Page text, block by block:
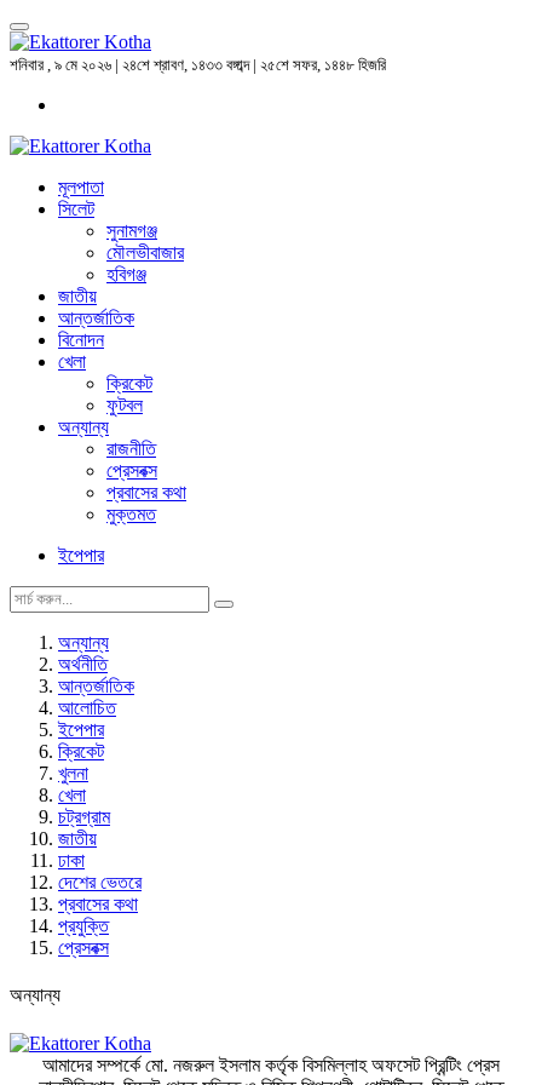
শনিবার , ৯ মে ২০২৬ | ২৪শে শ্রাবণ, ১৪৩৩ বঙ্গাব্দ | ২৫শে সফর, ১৪৪৮ হিজরি
মূলপাতা
সিলেট
সুনামগঞ্জ
মৌলভীবাজার
হবিগঞ্জ
জাতীয়
আন্তর্জাতিক
বিনোদন
খেলা
ক্রিকেট
ফুটবল
অন্যান্য
রাজনীতি
প্রেসবক্স
প্রবাসের কথা
মুক্তমত
ইপেপার
অন্যান্য
অর্থনীতি
আন্তর্জাতিক
আলোচিত
ইপেপার
ক্রিকেট
খুলনা
খেলা
চট্রগ্রাম
জাতীয়
ঢাকা
দেশের ভেতরে
প্রবাসের কথা
প্রযুক্তি
প্রেসবক্স
অন্যান্য
আমাদের সম্পর্কে মো. নজরুল ইসলাম কর্তৃক বিসমিল্লাহ অফসেট প্রিন্টিং প্রেস